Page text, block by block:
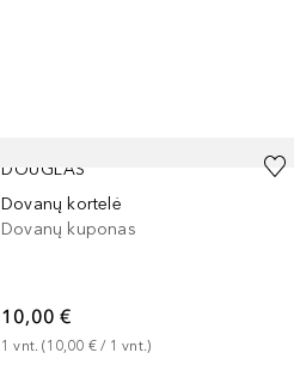
DOUGLAS
Dovanų kortelė
Dovanų kuponas
10,00 €
1 vnt. (10,00 € / 1 vnt.)